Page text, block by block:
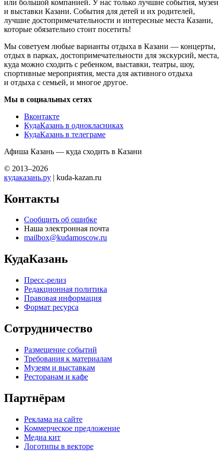
или большой компанией. У нас только лучшие события, музеи
и выставки Казани. События для детей и их родителей,
лучшие достопримечательности и интересные места Казани,
которые обязательно стоит посетить!
Мы советуем любые варианты отдыха в Казани — концерты,
отдых в парках, достопримечательности для экскурсий, места,
куда можно сходить с ребенком, выставки, театры, шоу,
спортивные мероприятия, места для активного отдыха
и отдыха с семьей, и многое другое.
Мы в социальных сетях
Вконтакте
КудаКазань в однокласниках
КудаКазань в телеграме
Афиша Казань — куда сходить в Казани
© 2013–2026
кудаказань.ру | kuda-kazan.ru
Контакты
Сообщить об ошибке
Наша электронная почта
mailbox@kudamoscow.ru
КудаКазань
Пресс-релиз
Редакционная политика
Правовая информация
Формат ресурса
Сотрудничество
Размещение событий
Требования к материалам
Музеям и выставкам
Ресторанам и кафе
Партнёрам
Реклама на сайте
Коммерческое предложение
Медиа кит
Логотипы в векторе